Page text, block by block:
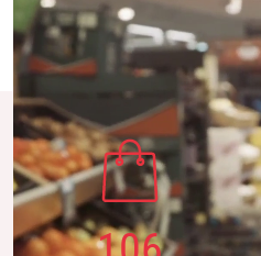
Centerplan
Unsere Shops
Unsere Gastro
Unsere Dienstleister
Sport & Spiel